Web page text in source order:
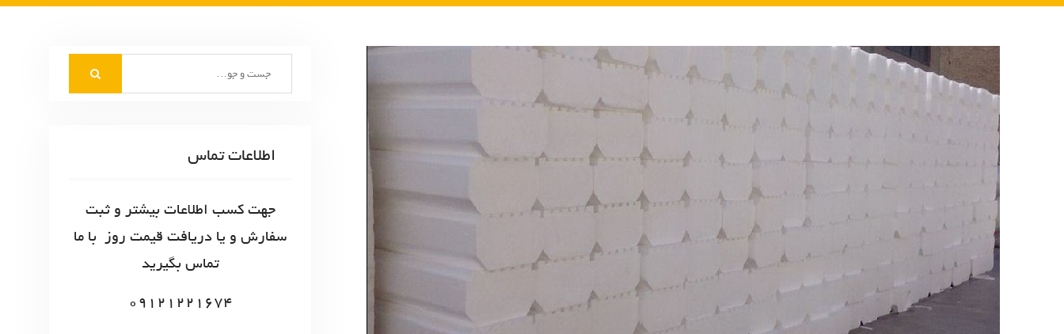
اطلاعات تماس
جهت کسب اطلاعات بیشتر و ثبت
سفارش و یا دریافت قیمت روز با ما
تماس بگیرید
09121221674